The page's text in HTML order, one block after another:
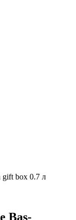
gift box 0.7 л
Bas-